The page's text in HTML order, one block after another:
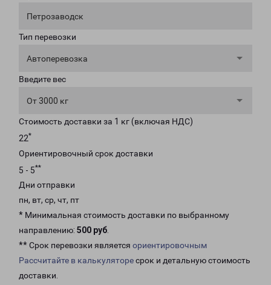
Петрозаводск
Тип перевозки
Автоперевозка
Введите вес
От 3000 кг
Стоимость доставки за 1 кг (включая НДС)
22*
Ориентировочный срок доставки
5 - 5**
Дни отправки
пн, вт, ср, чт, пт
* Минимальная стоимость доставки по выбранному
направлению: 500 руб.
** Срок перевозки является ориентировочным
Рассчитайте в калькуляторесрок и детальную стоимость
доставки.